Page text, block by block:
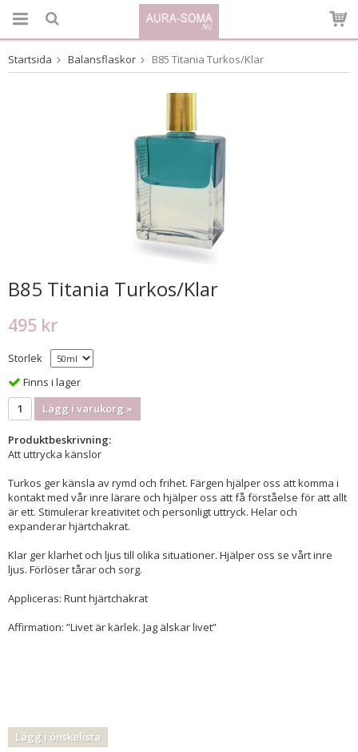
Produkten har blivit tillagd i varukorgen
Startsida Balansflaskor B85 Titania Turkos/Klar
B85 Titania Turkos/Klar
495 kr
Storlek
Finns i lager
Lägg i varukorg »
Produktbeskrivning:
Att uttrycka känslor
Turkos ger känsla av rymd och frihet. Färgen hjälper oss att komma i
kontakt med vår inre lärare och hjälper oss att få förståelse för att allt
är ett. Stimulerar kreativitet och personligt uttryck. Helar och
expanderar hjärtchakrat.
Klar ger klarhet och ljus till olika situationer. Hjälper oss se vårt inre
ljus. Förlöser tårar och sorg.
Appliceras: Runt hjärtchakrat
Affirmation: ”Livet är kärlek. Jag älskar livet”
Lägg i önskelista